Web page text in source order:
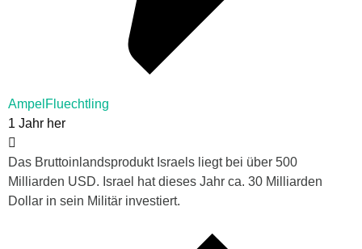
AmpelFluechtling
1 Jahr her
Das Bruttoinlandsprodukt Israels liegt bei über 500
Milliarden USD. Israel hat dieses Jahr ca. 30 Milliarden
Dollar in sein Militär investiert.